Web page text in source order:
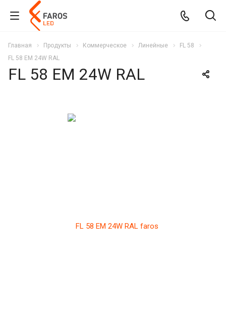
Главная Продукты Коммерческое Линейные
FL 58
FL 58 EM 24W RAL
FL 58 EM 24W RAL